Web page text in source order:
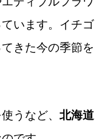
います。イチゴ
きた今の季節を
うなど、 北海道